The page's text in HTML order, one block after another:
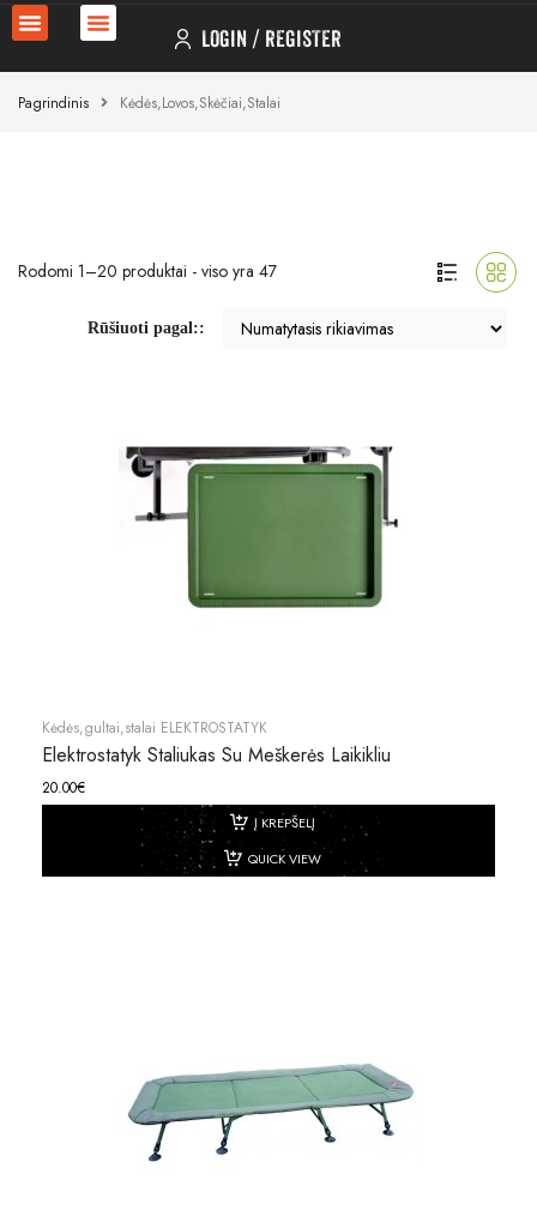
LOGIN REGISTER
Pagrindinis Kėdės,lovos,skėčiai,stalai
Rodomi 1–20 produktai - viso yra 47
Rūšiuoti pagal::
Kėdės,gultai,stalai ELEKTROSTATYK
Elektrostatyk Staliukas Su Meškerės Laikikliu
20.00€
Į KREPŠELĮ
QUICK VIEW